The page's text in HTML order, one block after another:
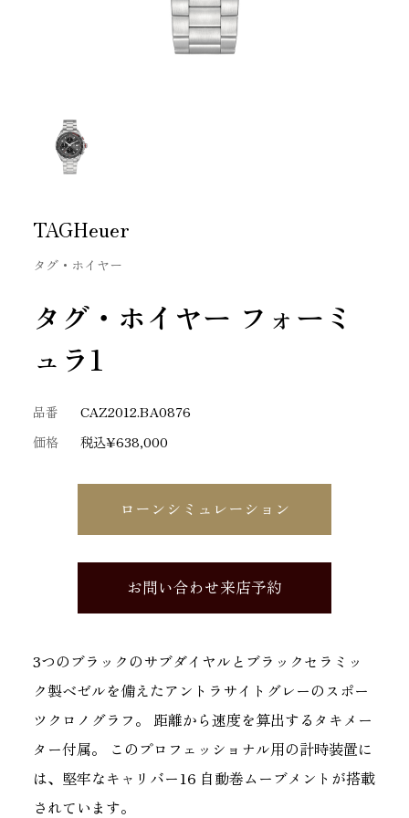
TAGHeuer
タグ・ホイヤー
タグ・ホイヤー フォーミ
ュラ1
品番
CAZ2012.BA0876
価格
税込¥638,000
ローンシミュレーション
お問い合わせ来店予約
3つのブラックのサブダイヤルとブラックセラミッ
ク製ベゼルを備えたアントラサイトグレーのスポー
ツクロノグラフ。 距離から速度を算出するタキメー
ター付属。 このプロフェッショナル用の計時装置に
は、堅牢なキャリバー16 自動巻ムーブメントが搭載
されています。